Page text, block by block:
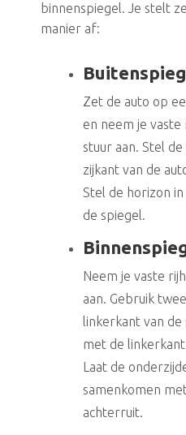
binnenspiegel. Je stelt
manier af:
Zet de auto op
en neem je
stuur aan. Stel
zijkant van de
Stel de horizon
de spiegel.
Neem je vaste
aan. Gebruik
linkerkant van
met de
Laat de
samenkomen
achterruit.